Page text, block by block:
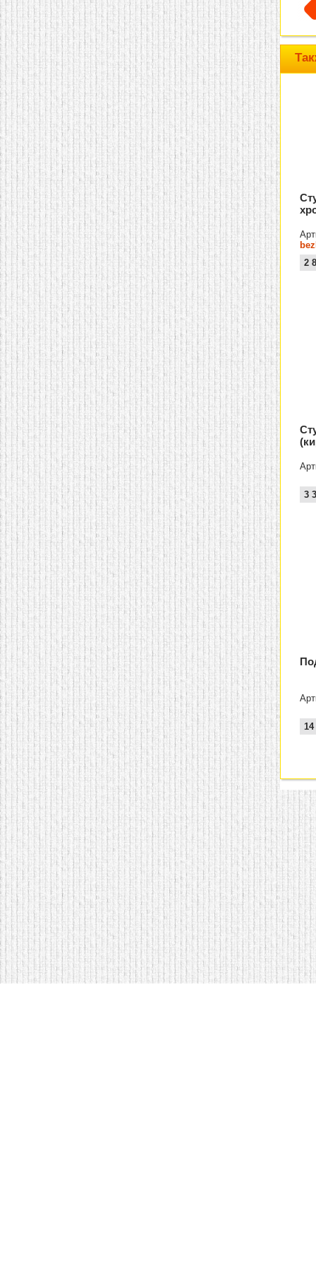
домашнем использовании.
Эта мебель имеет
некоторые преимущества
перед той же стенкой для
гостиной, к примеру,
поскольку она более
легкая и не загромождает
пространство. В спальне
этот предмет можно
поставить у изголовья
кровати, чтобы заполнить
пустующее там
место.
Также стеллажи
очень часто используют в
качестве разграничителей
комнаты, например, на
рабочую зону и
пространство для отдыха.
Особенно это актуально
для однокомнатных
квартир.
2
3
14